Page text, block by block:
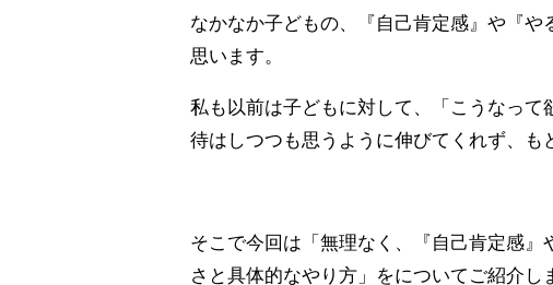
なかなか子どもの、『自己肯定感』や『
思います。
私も以前は子どもに対して、「こうなっ
待はしつつも思うように伸びてくれず、も
そこで今回は「無理なく、『自己肯定感
さと具体的なやり方」をについてご紹介し